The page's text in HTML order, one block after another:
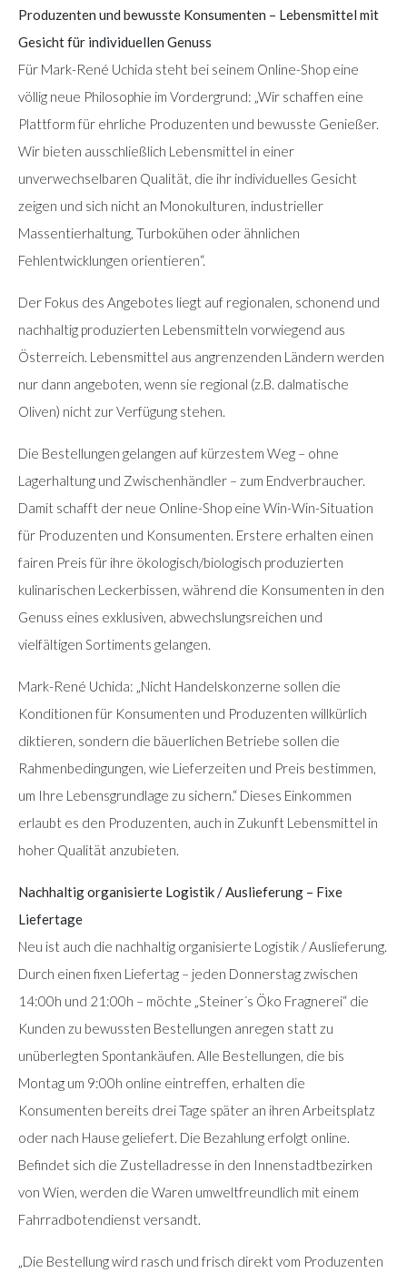
Produzenten und bewusste Konsumenten – Lebensmittel mit
Gesicht für individuellen Genuss
Für Mark-René Uchida steht bei seinem Online-Shop eine
völlig neue Philosophie im Vordergrund: „Wir schaffen eine
Plattform für ehrliche Produzenten und bewusste Genießer.
Wir bieten ausschließlich Lebensmittel in einer
unverwechselbaren Qualität, die ihr individuelles Gesicht
zeigen und sich nicht an Monokulturen, industrieller
Massentierhaltung, Turbokühen oder ähnlichen
Fehlentwicklungen orientieren“.
Der Fokus des Angebotes liegt auf regionalen, schonend und
nachhaltig produzierten Lebensmitteln vorwiegend aus
Österreich. Lebensmittel aus angrenzenden Ländern werden
nur dann angeboten, wenn sie regional (z.B. dalmatische
Oliven) nicht zur Verfügung stehen.
Die Bestellungen gelangen auf kürzestem Weg – ohne
Lagerhaltung und Zwischenhändler – zum Endverbraucher.
Damit schafft der neue Online-Shop eine Win-Win-Situation
für Produzenten und Konsumenten. Erstere erhalten einen
fairen Preis für ihre ökologisch/biologisch produzierten
kulinarischen Leckerbissen, während die Konsumenten in den
Genuss eines exklusiven, abwechslungsreichen und
vielfältigen Sortiments gelangen.
Mark-René Uchida: „Nicht Handelskonzerne sollen die
Konditionen für Konsumenten und Produzenten willkürlich
diktieren, sondern die bäuerlichen Betriebe sollen die
Rahmenbedingungen, wie Lieferzeiten und Preis bestimmen,
um Ihre Lebensgrundlage zu sichern.“ Dieses Einkommen
erlaubt es den Produzenten, auch in Zukunft Lebensmittel in
hoher Qualität anzubieten.
Nachhaltig organisierte Logistik / Auslieferung – Fixe
Liefertage
Neu ist auch die nachhaltig organisierte Logistik / Auslieferung.
Durch einen fixen Liefertag – jeden Donnerstag zwischen
14:00h und 21:00h – möchte „Steiner´s Öko Fragnerei“ die
Kunden zu bewussten Bestellungen anregen statt zu
unüberlegten Spontankäufen. Alle Bestellungen, die bis
Montag um 9:00h online eintreffen, erhalten die
Konsumenten bereits drei Tage später an ihren Arbeitsplatz
oder nach Hause geliefert. Die Bezahlung erfolgt online.
Befindet sich die Zustelladresse in den Innenstadtbezirken
von Wien, werden die Waren umweltfreundlich mit einem
Fahrradbotendienst versandt.
„Die Bestellung wird rasch und frisch direkt vom Produzenten